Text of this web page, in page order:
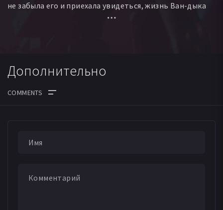
не забыла его и приехала увидеться, жизнь Ван-дыка
начинает меняться. Он хочет стать лучше. И тогда
Дополнительно